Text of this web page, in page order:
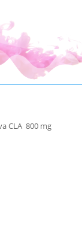
CLA 800 mg